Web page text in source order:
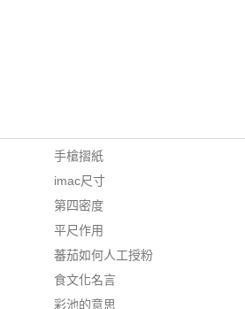
手槍摺紙
imac尺寸
第四密度
平尺作用
蕃茄如何人工授粉
食文化名言
彩池的意思